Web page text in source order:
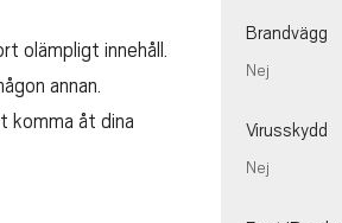
olämpligt innehåll.
annan.
komma åt dina
Brandvägg
Nej
Virusskydd
Nej